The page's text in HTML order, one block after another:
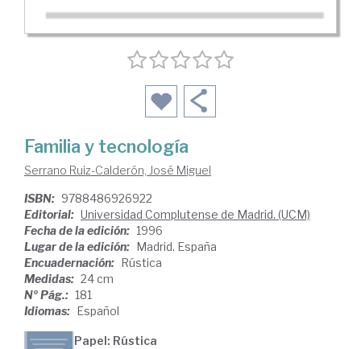
Familia y tecnología
Serrano Ruiz-Calderón, José Miguel
ISBN: 9788486926922
Editorial: Universidad Complutense de Madrid. (UCM)
Fecha de la edición: 1996
Lugar de la edición: Madrid. España
Encuadernación: Rústica
Medidas: 24 cm
Nº Pág.: 181
Idiomas: Español
Papel: Rústica